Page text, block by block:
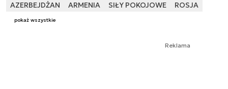
AZERBEJDŻAN ARMENIA SIŁY POKOJOWE ROSJA
pokaż wszystkie
Reklama